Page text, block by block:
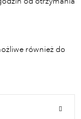
również do